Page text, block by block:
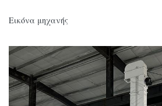
Εικόνα μηχανής